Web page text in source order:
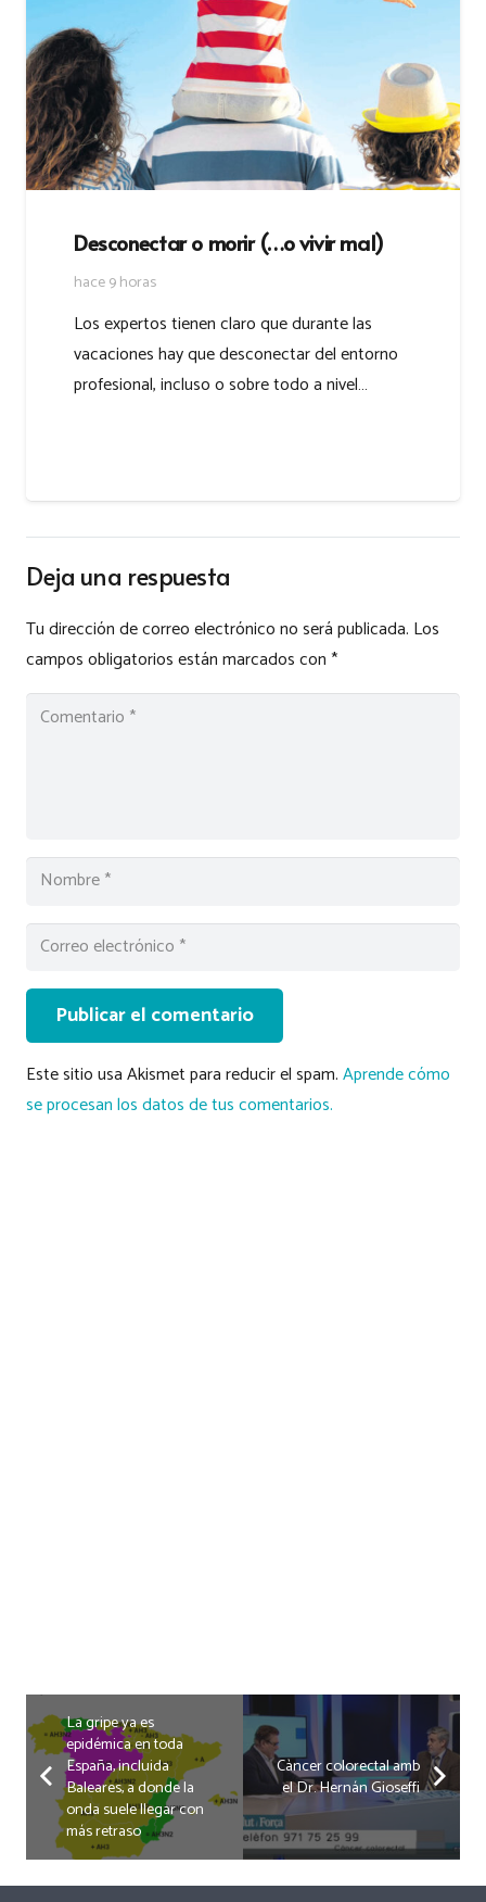
Desconectar o morir (…o vivir mal)
hace 9 horas
Los expertos tienen claro que durante las
vacaciones hay que desconectar del entorno
profesional, incluso o sobre todo a nivel…
Deja una respuesta
Tu dirección de correo electrónico no será publicada. Los
campos obligatorios están marcados con*
Publicar el comentario
Este sitio usa Akismet para reducir el spam.Aprende cómo
se procesan los datos de tus comentarios.
La gripe ya es
epidémica en toda
España, incluida
Baleares, a donde la
onda suele llegar con
más retraso
Càncer colorectal amb
el Dr. Hernán Gioseffi